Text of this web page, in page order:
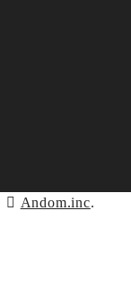
Andom.inc.